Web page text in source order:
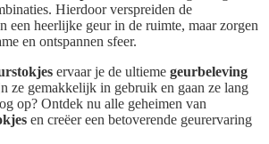
Hierdoor verspreiden de
een heerlijke geur in de ruimte, maar zorgen
en ontspannen sfeer.
ervaar je de ultieme geurbeleving
ze gemakkelijk in gebruik en gaan ze lang
op? Ontdek nu alle geheimen van
en creëer een betoverende geurervaring